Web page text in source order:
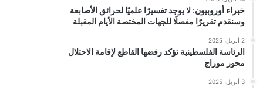
خبراء أوروبيون: لا يوجد تفسيرًا علميًا لحرائق الأصابعة
وسنقدم تقريرًا مفصلًا للجهات المختصة الأيام المقبلة
2 أبريل، 2025
الرئاسة الفلسطينية تؤكد رفضها القاطع لإقامة الاحتلال
محور موراج
3 أبريل، 2025